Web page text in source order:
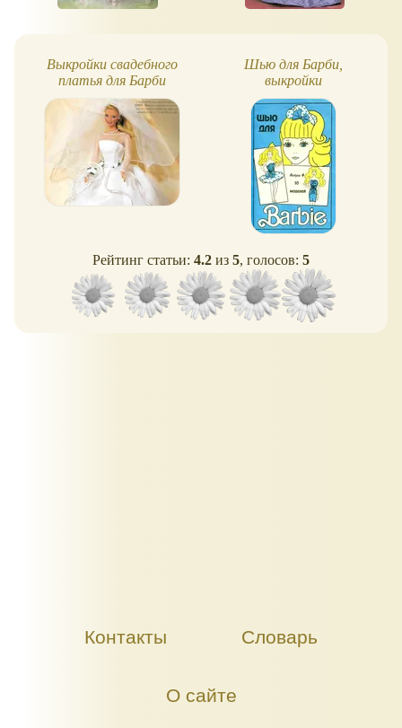
Выкройки свадебного
платья для Барби
Шью для Барби,
выкройки
Рейтинг статьи: 4.2 из 5, голосов: 5
Контакты Словарь
О сайте